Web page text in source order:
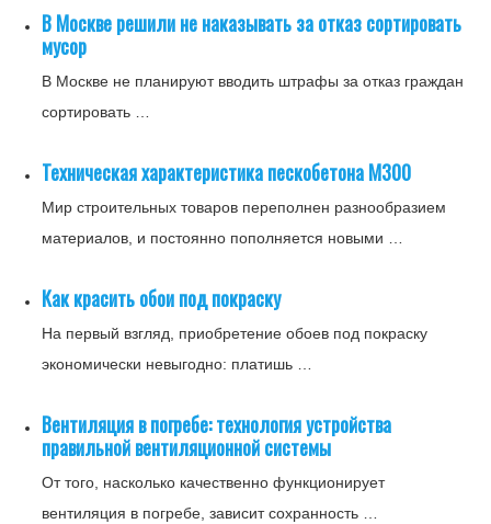
В Москве решили не наказывать за отказ сортировать
мусор
В Москве не планируют вводить штрафы за отказ граждан
сортировать …
Техническая характеристика пескобетона М300
Мир строительных товаров переполнен разнообразием
материалов, и постоянно пополняется новыми …
Как красить обои под покраску
На первый взгляд, приобретение обоев под покраску
экономически невыгодно: платишь …
Вентиляция в погребе: технология устройства
правильной вентиляционной системы
От того, насколько качественно функционирует
вентиляция в погребе, зависит сохранность …